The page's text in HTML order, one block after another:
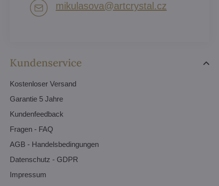
Kundenservice
Kostenloser Versand
Garantie 5 Jahre
Kundenfeedback
Fragen - FAQ
AGB - Handelsbedingungen
Datenschutz - GDPR
Impressum
mikulasova​@artcrystal​.cz